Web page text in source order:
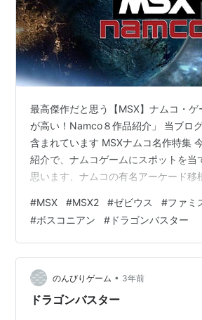
最高傑作だと思う【MSX】ナムコ・
が高い！Namco８作品紹介」 当ブロ
含まれています MSXナムコ名作特集
紹介で、ナムコゲームにスポットを当
思います、ナムコの有名アーケード移
ムも登場します、今回は特に出来の良
ありますが「８作品」紹介させていた
も懐かしんで貰えれば幸いです、今後
していきますのでお楽しみに。 スポ
のはない！お買い物なら楽天市場 動画
欄から↓↓↓ youtu.b…
#MSX #MSX2 #ゼビウス #ファミ
#ボスコニアン # ドラゴンバスター
のんびりゲーム • 3年前
ドラゴンバスター